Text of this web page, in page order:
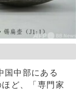
国中部にある
ど、「専門家